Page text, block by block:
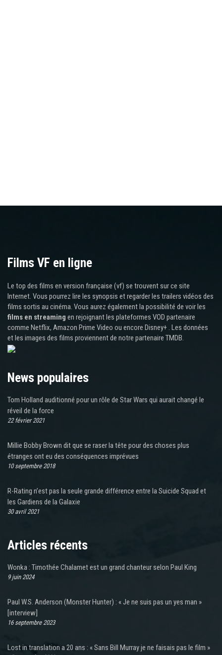
Films VF en ligne
Le top des films en version française (vf) se trouvent sur ce site
Internet. Vous pourrez lire les synopsis et regarder les trailers vidéos des
films sortis au cinéma. Vous aurez également la possibilité de voir les
films en streaming en rejoignant les plateformes VOD partenaire
comme Netflix, Amazon Prime Video ou encore Disney+ . Les données
et les images des films proviennent de notre partenaire TMDB.
News populaires
Tom Holland auditionné pour un rôle de Star Wars qui aurait changé le
réveil de la force
22 février 2021
Millie Bobby Brown dit que se raser la tête pour des choses plus
étranges ont eu des conséquences imprévues
10 septembre 2018
R-Rating n’est pas la seule grande différence entre la Suicide Squad et
les Gardiens de la Galaxie
30 avril 2021
Articles récents
Wonka : Timothée Chalamet est un grand chanteur selon Paul King
9 juin 2024
Paul W.S. Anderson (Monster Hunter) : « Je ne suis pas un yes man »
[interview]
16 septembre 2023
Lost in translation a 20 ans : « Sans Bill Murray je ne faisais pas le film »